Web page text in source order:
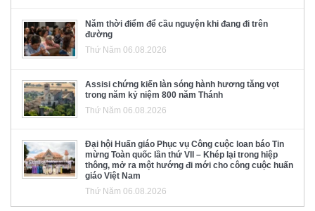
Năm thời điểm để cầu nguyện khi đang đi trên
đường
Thứ Năm 06.08.2026
Assisi chứng kiến làn sóng hành hương tăng vọt
trong năm kỷ niệm 800 năm Thánh
Thứ Năm 06.08.2026
Đại hội Huấn giáo Phục vụ Công cuộc loan báo Tin
mừng Toàn quốc lần thứ VII – Khép lại trong hiệp
thông, mở ra một hướng đi mới cho công cuộc huấn
giáo Việt Nam
Thứ Năm 06.08.2026